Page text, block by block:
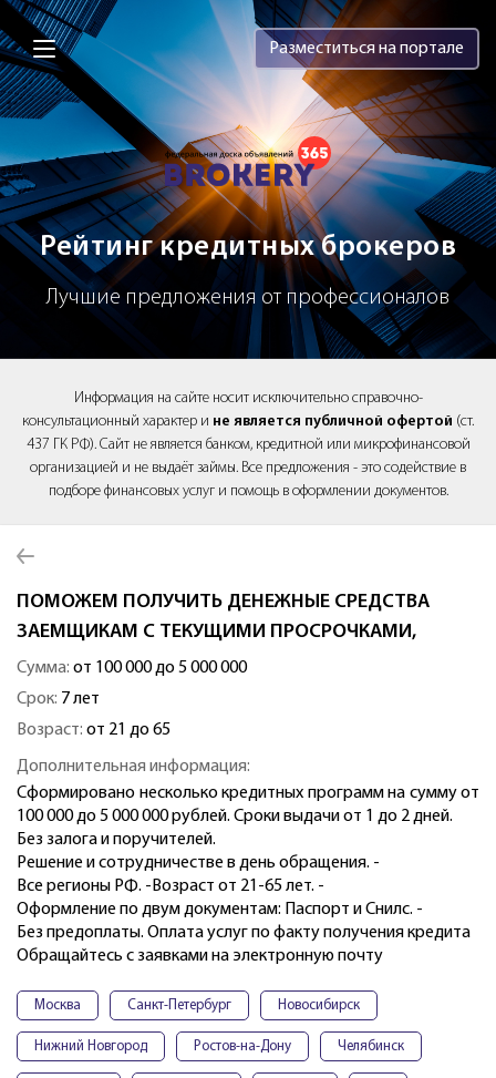
Brokery365 - Рейтинг кредитных
Разместиться на портале
Рейтинг кредитных брокеров
Лучшие предложения от профессионалов
Информация на сайте носит исключительно справочно-
консультационный характер и не является публичной офертой (ст.
437 ГК РФ). Сайт не является банком, кредитной или микрофинансовой
организацией и не выдаёт займы. Все предложения - это содействие в
подборе финансовых услуг и помощь в оформлении документов.
ПОМОЖЕМ ПОЛУЧИТЬ ДЕНЕЖНЫЕ СРЕДСТВА
ЗАЕМЩИКАМ С ТЕКУЩИМИ ПРОСРОЧКАМИ,
Сумма: от 100 000 до 5 000 000
Срок: 7 лет
Возраст: от 21 до 65
Дополнительная информация:
Сформировано несколько кредитных программ на сумму от
100 000 до 5 000 000 рублей. Сроки выдачи от 1 до 2 дней.
Без залога и поручителей.
Решение и сотрудничестве в день обращения. -
Все регионы РФ. -Возраст от 21-65 лет. -
Оформление по двум документам: Паспорт и Снилс. -
Без предоплаты. Оплата услуг по факту получения кредита
Обращайтесь с заявками на электронную почту
Москва Санкт-Петербург Новосибирск
Нижний Новгород Ростов-на-Дону Челябинск